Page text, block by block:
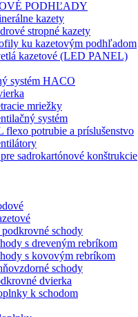
PODHĽADY
kazety
stropné kazety
ku kazetovým podhľadom
kazetové (LED PANEL)
systém HACO
mriežky
systém
flexo potrubie a príslušenstvo
sadrokartónové konštrukcie
schody
s dreveným rebríkom
s kovovým rebríkom
schody
dvierka
k schodom